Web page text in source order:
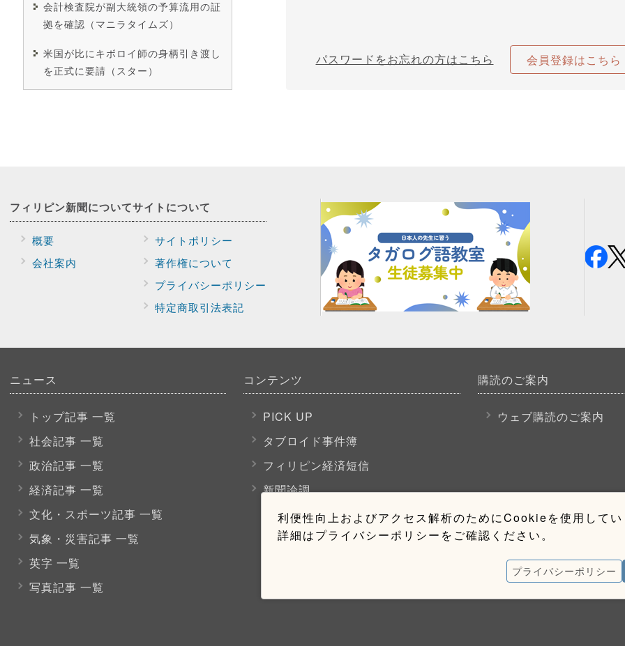
会計検査院が副大統領の予算流用の証
拠を確認（マニラタイムズ）
米国が比にキボロイ師の身柄引き渡し
を正式に要請（スター）
パスワードをお忘れの方はこちら 会員登録はこちら
利便性向上およびアクセス解析のためにCookieを使用して
詳細はプライバシーポリシーをご確認ください。
プライバシーポリシー
フィリピン新聞について
概要
会社案内
サイトについて
サイトポリシー
著作権について
プライバシーポリシー
特定商取引法表記
ニュース
トップ記事 一覧
社会記事 一覧
政治記事 一覧
経済記事 一覧
文化・スポーツ記事 一覧
気象・災害記事 一覧
英字 一覧
写真記事 一覧
コンテンツ
PICK UP
タブロイド事件簿
フィリピン経済短信
新聞論調
購読のご案内
ウェブ購読のご案内